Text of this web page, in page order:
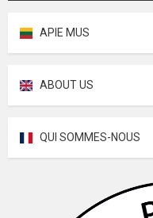
APIE MUS
ABOUT US
QUI SOMMES-NOUS